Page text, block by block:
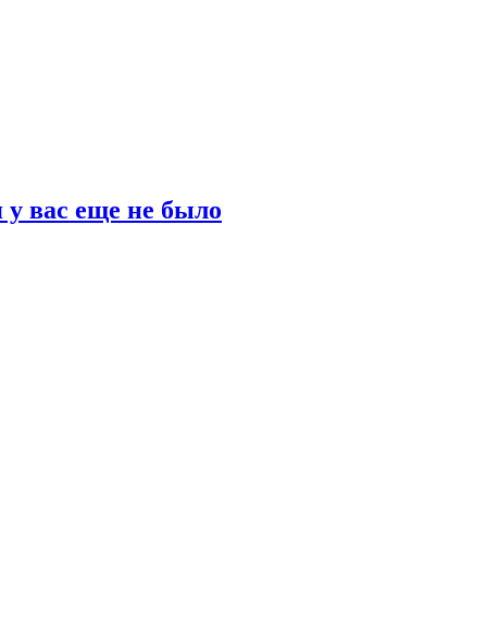
у вас еще не было